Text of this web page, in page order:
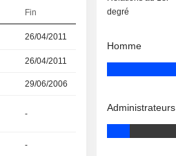
Fin
26/04/2011
26/04/2011
29/06/2006
-
-
degré
Homme
Administrateurs